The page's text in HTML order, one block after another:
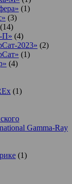
(1)
(3)
(14)
П» (4)
2023» (2)
(1)
(4)
(1)
Gamma-Ray
(1)